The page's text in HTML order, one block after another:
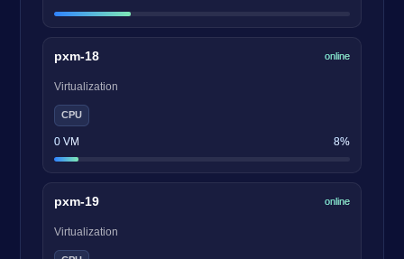
pxm-18 online
Virtualization
CPU
0 VM 8%
pxm-19 online
Virtualization